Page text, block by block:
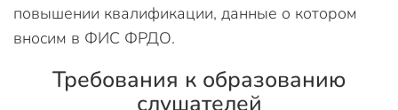
повышении квалификации, данные о котором
вносим в ФИС ФРДО.
Требования к образованию
слушателей